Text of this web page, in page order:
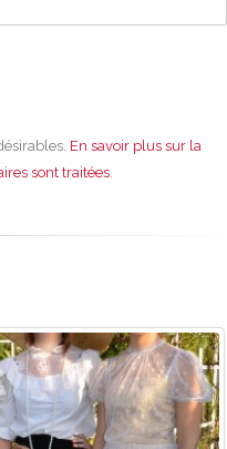
En savoir plus sur la
sont traitées.